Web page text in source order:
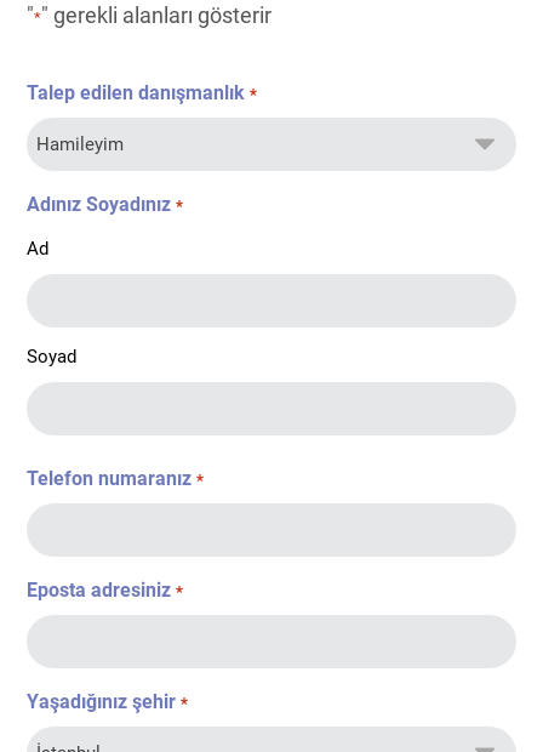
"*" gerekli alanları gösterir
Talep edilen danışmanlık *
Adınız Soyadınız *
Ad
Soyad
Telefon numaranız *
Eposta adresiniz *
Yaşadığınız şehir *